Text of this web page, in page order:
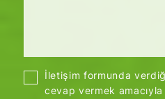
İletişim formunda
cevap vermek